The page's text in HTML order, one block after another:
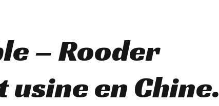
– Rooder
en Chine.